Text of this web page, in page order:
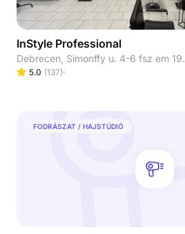
InStyle Professional
Debrecen, Simonffy u. 4-6 fsz em 19.
5.0 (137)
FODRÁSZAT / HAJSTÚDIÓ